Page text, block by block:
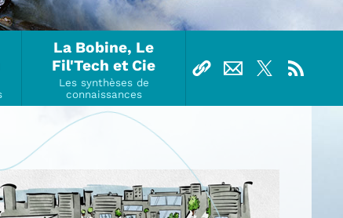
La Bobine, Le
Fil'Tech et Cie